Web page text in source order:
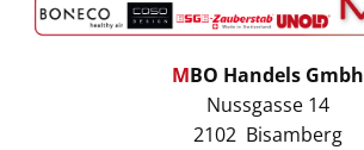
MBO Handels Gmbh
Nussgasse 14
2102 Bisamberg